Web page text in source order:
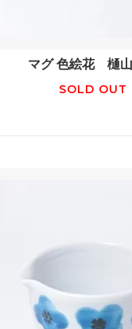
マグ 色絵花 樋
SOLD OUT